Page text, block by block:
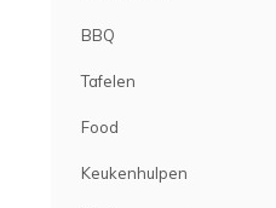
BBQ
Tafelen
Food
Keukenhulpen